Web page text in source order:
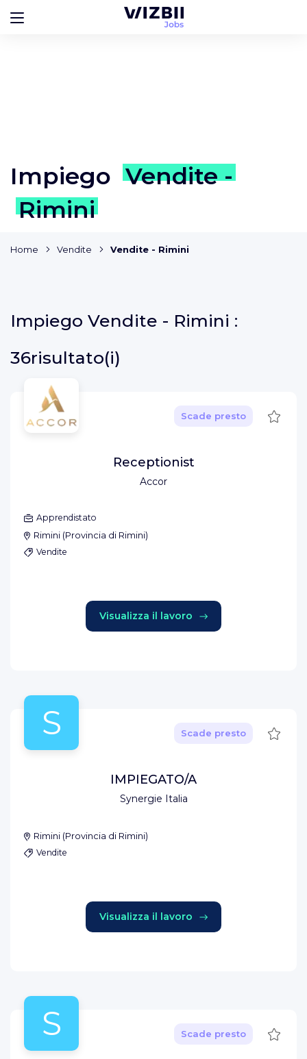
Impiego Vendite -
Rimini
Home Vendite Vendite - Rimini
Impiego Vendite - Rimini :
36risultato(i)
Accor
Scade presto Salva
Receptionist
Apprendistato
Rimini (Provincia di Rimini)
Vendite
Visualizza il lavoro
S
Synergie Italia
Scade presto Salva
IMPIEGATO/A
Rimini (Provincia di Rimini)
Vendite
Visualizza il lavoro
S Scade presto Salva